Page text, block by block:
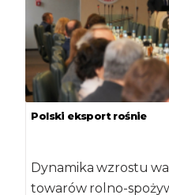
Polski eksport rośnie
Dynamika wzrostu
towarów rolno-